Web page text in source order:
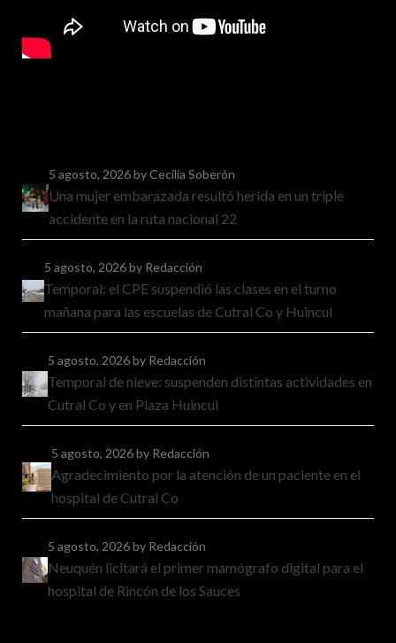
5 agosto, 2026by Cecilia Soberón
Una mujer embarazada resultó herida en un triple
accidente en la ruta nacional 22
5 agosto, 2026by Redacción
Temporal: el CPE suspendió las clases en el turno
mañana para las escuelas de Cutral Co y Huincul
5 agosto, 2026by Redacción
Temporal de nieve: suspenden distintas actividades en
Cutral Co y en Plaza Huincul
5 agosto, 2026by Redacción
Agradecimiento por la atención de un paciente en el
hospital de Cutral Co
5 agosto, 2026by Redacción
Neuquén licitará el primer mamógrafo digital para el
hospital de Rincón de los Sauces